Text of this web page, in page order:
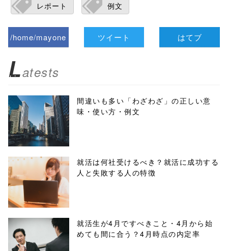
レポート 例文
/home/mayone
biz.jp/public_ht
ml/wp-
content/themes
/tapbiz_theme/
parts/sns-
buttons.php on
line10
/1016703"
onclick="windo
ツイート はてブ
Latests
間違いも多い「わざわざ」の正しい意
味・使い方・例文
就活は何社受けるべき？就活に成功する
人と失敗する人の特徴
就活生が4月ですべきこと・4月から始
めても間に合う？4月時点の内定率